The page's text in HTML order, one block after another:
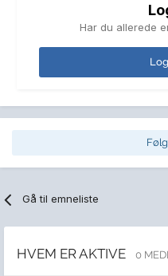
Har du allerede
Gå til emneliste
HVEM ER AKTIVE 0